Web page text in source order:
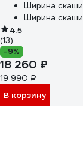
Ширина
Ширина
4.5
(13)
-9%
18 260 ₽
19 990 ₽
В корзину